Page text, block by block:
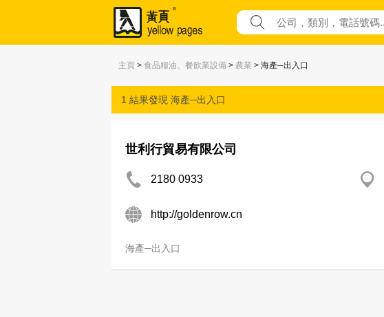
主頁 > 食品糧油、餐飲業設備 > 農業 > 海產─出入口
1 結果發現 海產─出入口
世利行貿易有限公司
2180 0933
http://goldenrow.cn
海產─出入口